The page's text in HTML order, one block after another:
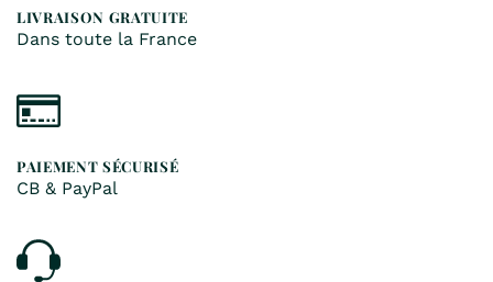
LIVRAISON GRATUITE
Dans toute la France
PAIEMENT SÉCURISÉ
CB & PayPal